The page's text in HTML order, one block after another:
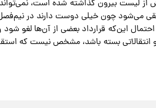
از لیست بیرون گذاشته شده است،
می‌شود چون خیلی دوست دارند در نیم‌فصل
احتمال این‌که قرارداد بعضی از آن‌ها لغو
و انتقالاتی بسته باشد، مشخص نیست که